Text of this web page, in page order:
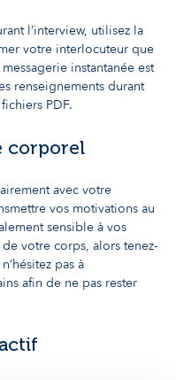
l’interview, utilisez la
votre interlocuteur que
instantanée est
renseignements durant
PDF.
corporel
avec votre
vos motivations au
sensible à vos
votre corps, alors tenez-
pas à
afin de ne pas rester